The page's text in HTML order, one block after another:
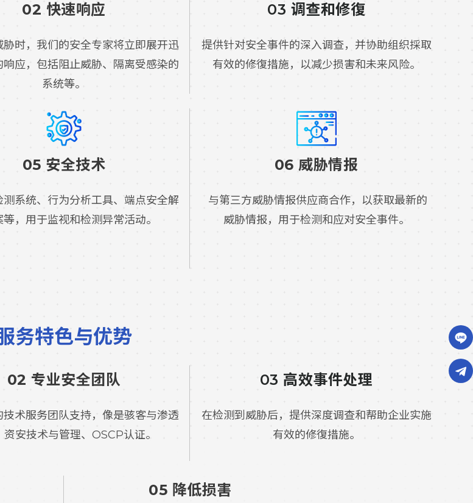
02 快速响应
胁时，我们的安全专家将立即展开迅
响应，包括阻止威胁、隔离受感染的
系统等。
03 调查和修復
提供针对安全事件的深入调查，并协助组织採取
有效的修復措施，以减少损害和未来风险。
05 安全技术
测系统、行为分析工具、端点安全解
，用于监视和检测异常活动。
06 威胁情报
与第三方威胁情报供应商合作，以获取最新的
威胁情报，用于检测和应对安全事件。
务特色与优势
02 专业安全团队
技术服务团队支持，像是骇客与渗透
资安技术与管理、OSCP认证。
03 高效事件处理
在检测到威胁后，提供深度调查和帮助企业实施
有效的修復措施。
05 降低损害